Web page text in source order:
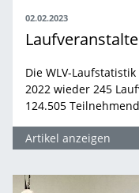
02.02.2023
Die WLV-
2022 wieder 245
124.505
Artikel anzeigen